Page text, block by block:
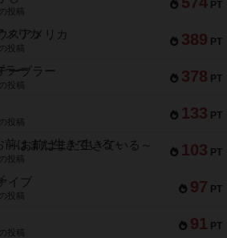
PT
投稿
389 PT
スアメリカ
投稿
378 PT
ーブラー
投稿
133 PT
投稿
103 PT
お前はまだ生きている～
投稿
97 PT
イブ
投稿
91 PT
投稿